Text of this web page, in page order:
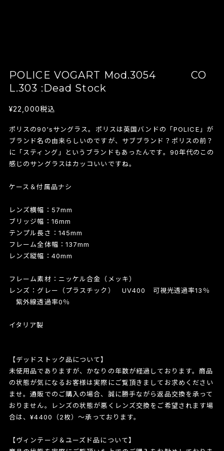
POLICE VOGART Mod.3054 CO
L.303 :Dead Stock
¥22,000税込
ポリスの90'sサングラス。ポリスは英国バンドの「POLICE」が
ブランド名の由来らしいのですが、サブブランド？ポリスの前？
に「スティング」というブランドもあったんです。90年代のこの
感じのサングラスはカッコいいですね。
ケース＆付属品ナシ
レンズ横幅：57mm
ブリッジ幅：16mm
テンプル長さ：145mm
フレーム全体幅：137mm
レンズ縦幅：40mm
フレーム素材：ニッケル合金（メッキ）
レンズ：グレー（プラスチック） UV400 可視光透過率13％
紫外線透過率0％
イタリア製
【デッドストック品について】
未使用品でありますが、かなりの年数が経過しております。商品
の状態が気になるお客様は実際にご覧頂きましてお求めください
ませ。通販でのご購入の場合、誠に勝手ながら返品交換を承って
おりません。レンズの状態が悪くレンズ交換をご希望されます場
合は、¥4400（2枚）〜承っております。
【ヴィンテージ＆ユーズド品について】